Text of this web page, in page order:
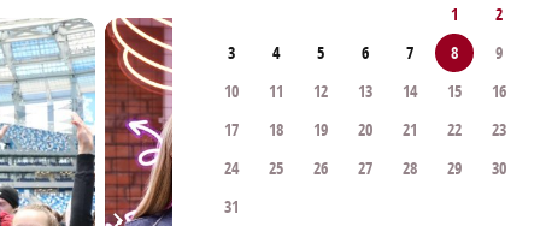
1
2
3
4 5 6 7 8
9
10
11 12 13 14 15
16
17
18 19 20 21 22
23
24
25 26 27 28 29
30
31